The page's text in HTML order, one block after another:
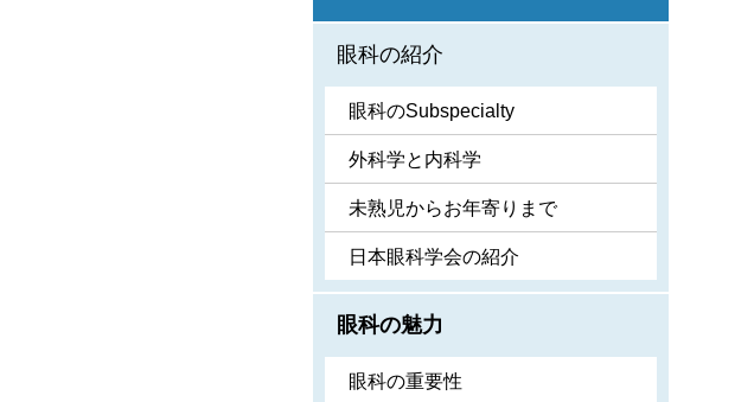
眼科の紹介
眼科のSubspecialty
外科学と内科学
未熟児からお年寄りまで
日本眼科学会の紹介
眼科の魅力
眼科の重要性